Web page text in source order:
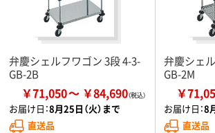
弁慶シェルフワゴン 3段 4-3-
GB-2B
￥71,050 ￥84,690
お届け日：8月25日（火）まで
直送品
弁慶シェ
GB-2M
￥
お届け日：8
直送品